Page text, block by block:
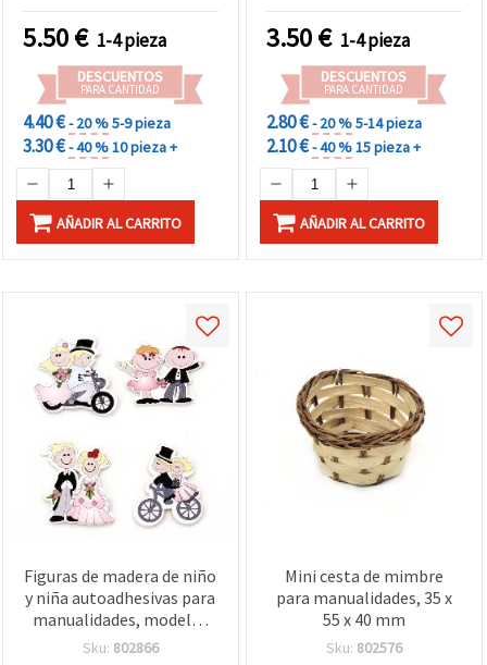
5.50€ 1-4 pieza
DESCUENTOS
PARA CANTIDAD
4.40 €- 20 %5-9 pieza
3.30 €- 40 %10 pieza +
AÑADIR AL CARRITO
3.50€ 1-4 pieza
DESCUENTOS
PARA CANTIDAD
2.80 €- 20 %5-14 pieza
2.10 €- 40 %15 pieza +
AÑADIR AL CARRITO
Figuras de madera de niño
y niña autoadhesivas para
manualidades, modelos
mixtos, 29~38 x 30~40 mm
Sku: 802866
Mini cesta de mimbre
para manualidades, 35 x
55 x 40 mm
Sku: 802576